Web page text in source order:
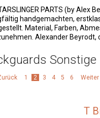
PARTS (by
handgemachten,
Material, Farben,
Alexander Beyrodt,
Sonstige
1 2 3 4 5 6 Weiter
T